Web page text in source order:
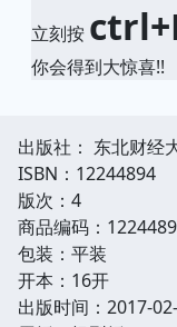
立刻按
你会得到大惊喜!!
出版社： 东北财经
ISBN：12244894
版次：4
商品编码：
包装：平装
开本：16开
出版时间：2017-